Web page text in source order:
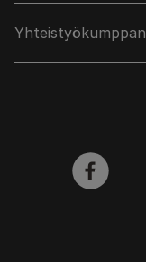
facebook